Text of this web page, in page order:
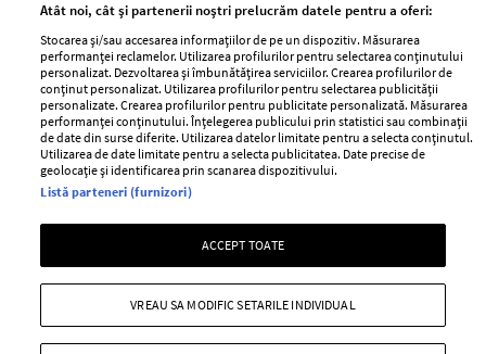
GSP
Unica
Baby
Retete
femei
Viva
Avantaje
Retete practice
Pariază responsabil! Decizia ONJN nr. 821/25.09.2025.
Jocurile de noroc sunt interzise minorilor.
Copyright © 2026 Ringier Romania SRL
Atât noi, cât și partenerii noștri prelucrăm datele pentru a oferi:
Stocarea și/sau accesarea informațiilor de pe un dispozitiv. Măsurarea
performanței reclamelor. Utilizarea profilurilor pentru selectarea conținutului
personalizat. Dezvoltarea și îmbunătățirea serviciilor. Crearea profilurilor de
conținut personalizat. Utilizarea profilurilor pentru selectarea publicității
personalizate. Crearea profilurilor pentru publicitate personalizată. Măsurarea
performanței conținutului. Înțelegerea publicului prin statistici sau combinații
de date din surse diferite. Utilizarea datelor limitate pentru a selecta conținutul.
Utilizarea de date limitate pentru a selecta publicitatea. Date precise de
geolocație și identificarea prin scanarea dispozitivului.
Listă parteneri (furnizori)
ACCEPT TOATE
VREAU SA MODIFIC SETARILE INDIVIDUAL